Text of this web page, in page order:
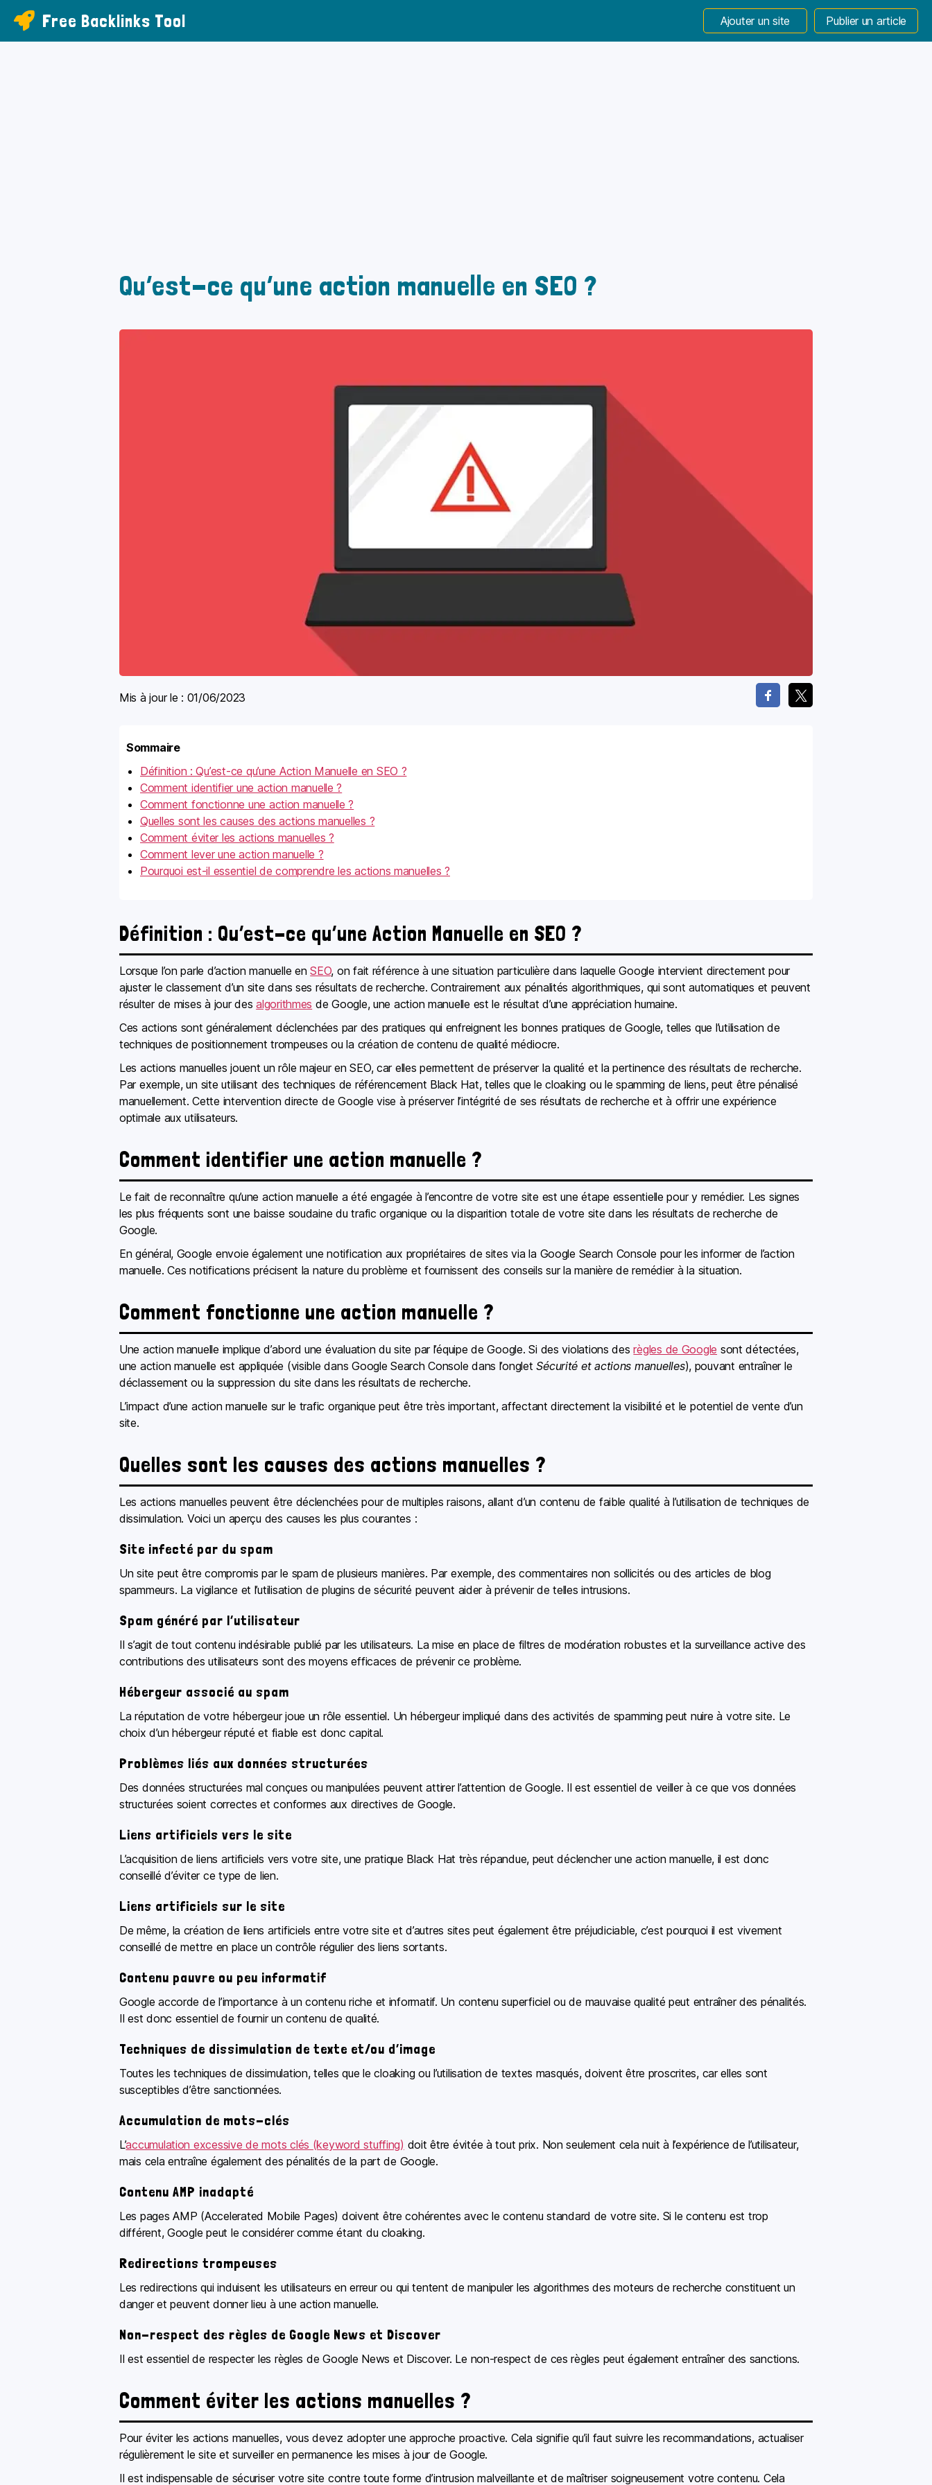
Free Backlinks Tool Ajouter un site Publier un article
Qu’est-ce qu’une action manuelle en SEO ?
Mis à jour le : 01/06/2023
Sommaire
Définition : Qu’est-ce qu’une Action Manuelle en SEO ?
Comment identifier une action manuelle ?
Comment fonctionne une action manuelle ?
Quelles sont les causes des actions manuelles ?
Comment éviter les actions manuelles ?
Comment lever une action manuelle ?
Pourquoi est-il essentiel de comprendre les actions manuelles ?
Définition : Qu’est-ce qu’une Action Manuelle en SEO ?
Lorsque l’on parle d’action manuelle enSEO, on fait référence à une situation particulière dans laquelle Google intervient directement pour
ajuster le classement d’un site dans ses résultats de recherche. Contrairement aux pénalités algorithmiques, qui sont automatiques et peuvent
résulter de mises à jour desalgorithmes de Google, une action manuelle est le résultat d’une appréciation humaine.
Ces actions sont généralement déclenchées par des pratiques qui enfreignent les bonnes pratiques de Google, telles que l’utilisation de
techniques de positionnement trompeuses ou la création de contenu de qualité médiocre.
Les actions manuelles jouent un rôle majeur en SEO, car elles permettent de préserver la qualité et la pertinence des résultats de recherche.
Par exemple, un site utilisant des techniques de référencement Black Hat, telles que le cloaking ou le spamming de liens, peut être pénalisé
manuellement. Cette intervention directe de Google vise à préserver l’intégrité de ses résultats de recherche et à offrir une expérience
optimale aux utilisateurs.
Comment identifier une action manuelle ?
Le fait de reconnaître qu’une action manuelle a été engagée à l’encontre de votre site est une étape essentielle pour y remédier. Les signes
les plus fréquents sont une baisse soudaine du trafic organique ou la disparition totale de votre site dans les résultats de recherche de
Google.
En général, Google envoie également une notification aux propriétaires de sites via la Google Search Console pour les informer de l’action
manuelle. Ces notifications précisent la nature du problème et fournissent des conseils sur la manière de remédier à la situation.
Comment fonctionne une action manuelle ?
Une action manuelle implique d’abord une évaluation du site par l’équipe de Google. Si des violations desrègles de Google sont détectées,
une action manuelle est appliquée (visible dans Google Search Console dans l’ongletSécurité et actions manuelles), pouvant entraîner le
déclassement ou la suppression du site dans les résultats de recherche.
L’impact d’une action manuelle sur le trafic organique peut être très important, affectant directement la visibilité et le potentiel de vente d’un
site.
Quelles sont les causes des actions manuelles ?
Les actions manuelles peuvent être déclenchées pour de multiples raisons, allant d’un contenu de faible qualité à l’utilisation de techniques de
dissimulation. Voici un aperçu des causes les plus courantes :
Site infecté par du spam
Un site peut être compromis par le spam de plusieurs manières. Par exemple, des commentaires non sollicités ou des articles de blog
spammeurs. La vigilance et l’utilisation de plugins de sécurité peuvent aider à prévenir de telles intrusions.
Spam généré par l’utilisateur
Il s’agit de tout contenu indésirable publié par les utilisateurs. La mise en place de filtres de modération robustes et la surveillance active des
contributions des utilisateurs sont des moyens efficaces de prévenir ce problème.
Hébergeur associé au spam
La réputation de votre hébergeur joue un rôle essentiel. Un hébergeur impliqué dans des activités de spamming peut nuire à votre site. Le
choix d’un hébergeur réputé et fiable est donc capital.
Problèmes liés aux données structurées
Des données structurées mal conçues ou manipulées peuvent attirer l’attention de Google. Il est essentiel de veiller à ce que vos données
structurées soient correctes et conformes aux directives de Google.
Liens artificiels vers le site
L’acquisition de liens artificiels vers votre site, une pratique Black Hat très répandue, peut déclencher une action manuelle, il est donc
conseillé d’éviter ce type de lien.
Liens artificiels sur le site
De même, la création de liens artificiels entre votre site et d’autres sites peut également être préjudiciable, c’est pourquoi il est vivement
conseillé de mettre en place un contrôle régulier des liens sortants.
Contenu pauvre ou peu informatif
Google accorde de l’importance à un contenu riche et informatif. Un contenu superficiel ou de mauvaise qualité peut entraîner des pénalités.
Il est donc essentiel de fournir un contenu de qualité.
Techniques de dissimulation de texte et/ou d’image
Toutes les techniques de dissimulation, telles que le cloaking ou l’utilisation de textes masqués, doivent être proscrites, car elles sont
susceptibles d’être sanctionnées.
Accumulation de mots-clés
L’accumulation excessive de mots clés (keyword stuffing) doit être évitée à tout prix. Non seulement cela nuit à l’expérience de l’utilisateur,
mais cela entraîne également des pénalités de la part de Google.
Contenu AMP inadapté
Les pages AMP (Accelerated Mobile Pages) doivent être cohérentes avec le contenu standard de votre site. Si le contenu est trop
différent, Google peut le considérer comme étant du cloaking.
Redirections trompeuses
Les redirections qui induisent les utilisateurs en erreur ou qui tentent de manipuler les algorithmes des moteurs de recherche constituent un
danger et peuvent donner lieu à une action manuelle.
Non-respect des règles de Google News et Discover
Il est essentiel de respecter les règles de Google News et Discover. Le non-respect de ces règles peut également entraîner des sanctions.
Comment éviter les actions manuelles ?
Pour éviter les actions manuelles, vous devez adopter une approche proactive. Cela signifie qu’il faut suivre les recommandations, actualiser
régulièrement le site et surveiller en permanence les mises à jour de Google.
Il est indispensable de sécuriser votre site contre toute forme d’intrusion malveillante et de maîtriser soigneusement votre contenu. Cela